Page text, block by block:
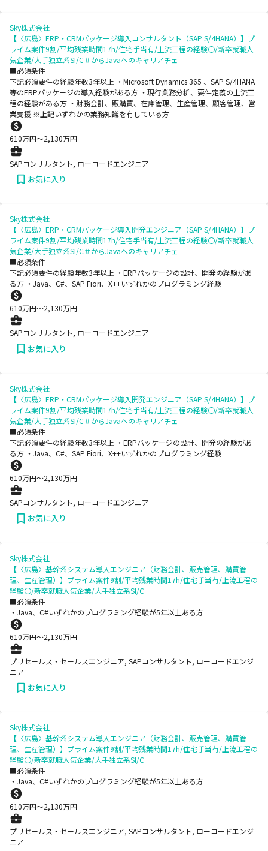
Sky株式会社
【〈広島〉ERP・CRMパッケージ導入コンサルタント（SAP S/4HANA）】プ
ライム案件9割/平均残業時間17h/住宅手当有/上流工程の経験〇/新卒就職人
気企業/大手独立系SI/C＃からJavaへのキャリアチェ
■必須条件
下記必須要件の経験年数3年以上 ・Microsoft Dynamics 365 、SAP S/4HANA
等のERPパッケージの導入経験がある方 ・現行業務分析、要件定義の上流工
程の経験がある方 ・財務会計、販購買、在庫管理、生産管理、顧客管理、営
業支援 ※上記いずれかの業務知識を有している方
610万円〜2,130万円
SAPコンサルタント, ローコードエンジニア
お気に入り
Sky株式会社
【〈広島〉ERP・CRMパッケージ導入開発エンジニア（SAP S/4HANA）】プ
ライム案件9割/平均残業時間17h/住宅手当有/上流工程の経験〇/新卒就職人
気企業/大手独立系SI/C＃からJavaへのキャリアチェ
■必須条件
下記必須要件の経験年数3年以上 ・ERPパッケージの設計、開発の経験があ
る方 ・Java、C#、SAP Fiori、X++いずれかのプログラミング経験
610万円〜2,130万円
SAPコンサルタント, ローコードエンジニア
お気に入り
Sky株式会社
【〈広島〉ERP・CRMパッケージ導入開発エンジニア（SAP S/4HANA）】プ
ライム案件9割/平均残業時間17h/住宅手当有/上流工程の経験〇/新卒就職人
気企業/大手独立系SI/C＃からJavaへのキャリアチェ
■必須条件
下記必須要件の経験年数3年以上 ・ERPパッケージの設計、開発の経験があ
る方 ・Java、C#、SAP Fiori、X++いずれかのプログラミング経験
610万円〜2,130万円
SAPコンサルタント, ローコードエンジニア
お気に入り
Sky株式会社
【〈広島〉基幹系システム導入エンジニア（財務会計、販売管理、購買管
理、生産管理）】プライム案件9割/平均残業時間17h/住宅手当有/上流工程の
経験〇/新卒就職人気企業/大手独立系SI/C
■必須条件
・Java、C#いずれかのプログラミング経験が5年以上ある方
610万円〜2,130万円
プリセールス・セールスエンジニア, SAPコンサルタント, ローコードエンジ
ニア
お気に入り
Sky株式会社
【〈広島〉基幹系システム導入エンジニア（財務会計、販売管理、購買管
理、生産管理）】プライム案件9割/平均残業時間17h/住宅手当有/上流工程の
経験〇/新卒就職人気企業/大手独立系SI/C
■必須条件
・Java、C#いずれかのプログラミング経験が5年以上ある方
610万円〜2,130万円
プリセールス・セールスエンジニア, SAPコンサルタント, ローコードエンジ
ニア